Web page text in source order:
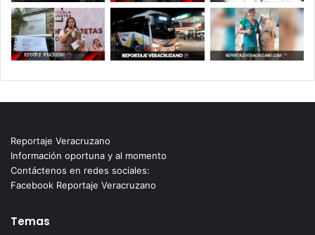
Reportaje Veracruzano
Información oportuna y al momento
Contáctenos en redes sociales:
Facebook Reportaje Veracruzano
Temas